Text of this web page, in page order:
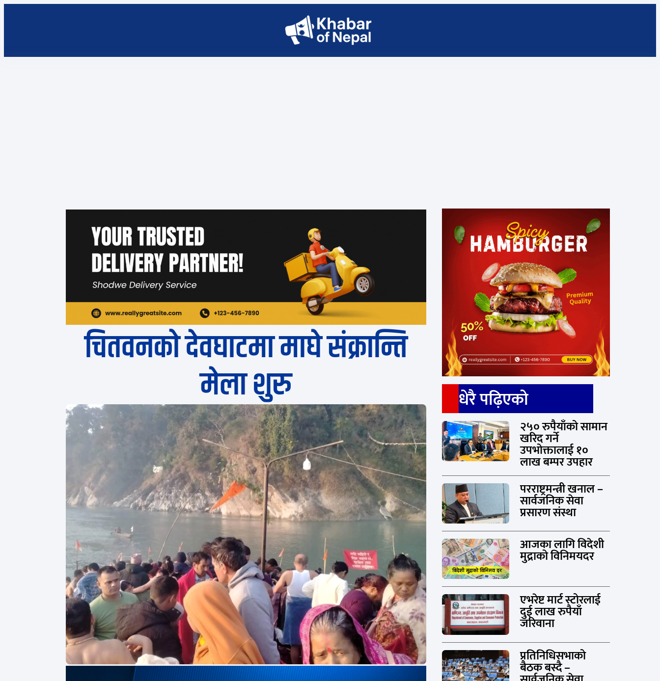
चितवनको देवघाटमा माघे संक्रान्ति
मेला शुरु धेरै पढ़िएको
२५० रुपैयाँको सामान
खरिद गर्ने
उपभोक्तालाई १०
लाख बम्पर उपहार
परराष्ट्रमन्त्री खनाल –
सार्वजनिक सेवा
प्रसारण संस्था
आजका लागि विदेशी
मुद्राको विनिमयदर
एभरेष्ट मार्ट स्टोरलाई
दुई लाख रुपैयाँ
जरिवाना
प्रतिनिधिसभाको
बैठक बस्दै –